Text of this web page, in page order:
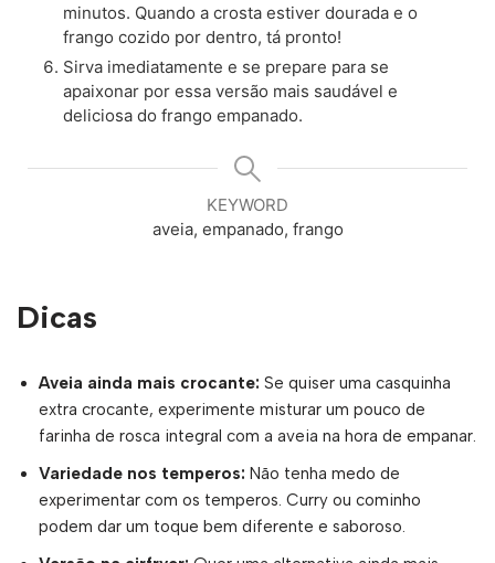
minutos. Quando a crosta estiver dourada e o
frango cozido por dentro, tá pronto!
Sirva imediatamente e se prepare para se
apaixonar por essa versão mais saudável e
deliciosa do frango empanado.
KEYWORD
aveia, empanado, frango
Dicas
Aveia ainda mais crocante: Se quiser uma casquinha
extra crocante, experimente misturar um pouco de
farinha de rosca integral com a aveia na hora de empanar.
Variedade nos temperos: Não tenha medo de
experimentar com os temperos. Curry ou cominho
podem dar um toque bem diferente e saboroso.